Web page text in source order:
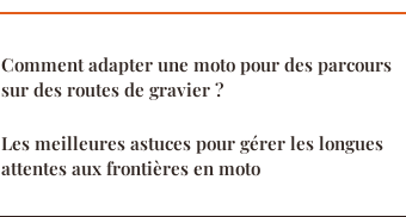
Comment adapter une moto pour des parcours
sur des routes de gravier ?
Les meilleures astuces pour gérer les longues
attentes aux frontières en moto